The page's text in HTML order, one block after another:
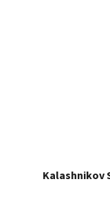
Kalashnikov